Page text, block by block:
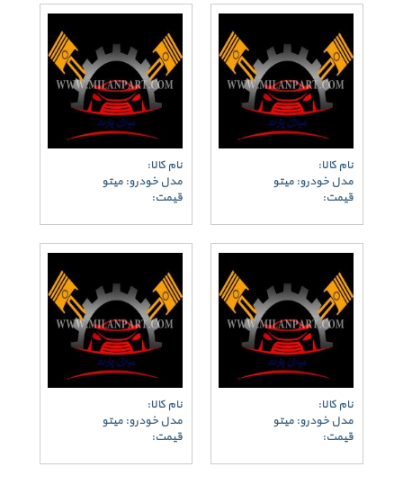
نام کالا:
مدل خودرو: میتو
قیمت:
نام کالا:
مدل خودرو: میتو
قیمت:
نام کالا:
مدل خودرو: میتو
قیمت:
نام کالا:
مدل خودرو: میتو
قیمت: